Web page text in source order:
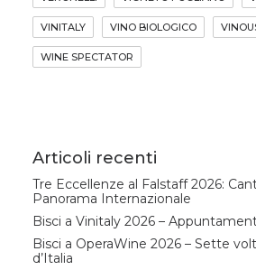
VINITALY VINO BIOLOGICO
WINE SPECTATOR
Articoli recenti
Tre Eccellenze al Falstaff 2026:
Panorama Internazionale
Bisci a Vinitaly 2026 –
Bisci a OperaWine 2026 – Sette
d’Italia